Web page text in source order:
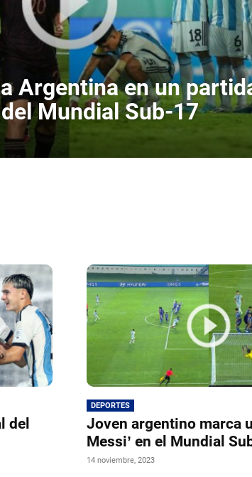
Argentina en un
Mundial Sub-17
del
DEPORTES
Joven argentino marca
Messi’ en el Mundial
14 noviembre, 2023